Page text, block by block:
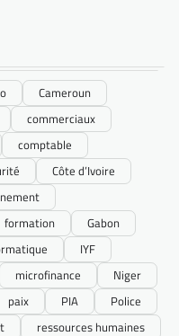
Cameroun
commerciaux
comptable
Côte d’Ivoire
formation
Gabon
IYF
microfinance
Niger
paix PIA
Police
ressources humaines